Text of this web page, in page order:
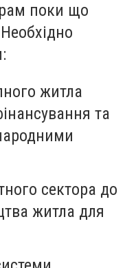
поки що
житла
та
сектора до
житла для